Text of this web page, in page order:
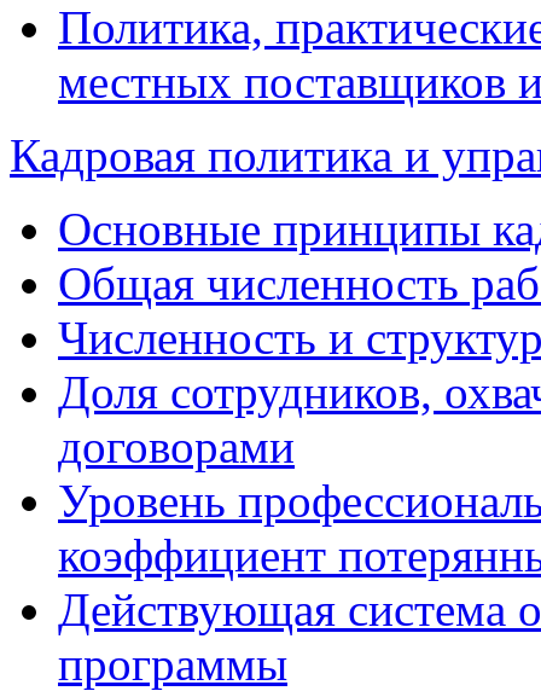
Политика,
местных поставщиков
Кадровая политика и
Основные принципы
Общая численность
Численность и
Доля сотрудников,
договорами
Уровень
коэффициент
Действующая система
программы